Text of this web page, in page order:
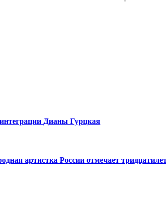
Дианы Гурцкая
артистка России отмечает